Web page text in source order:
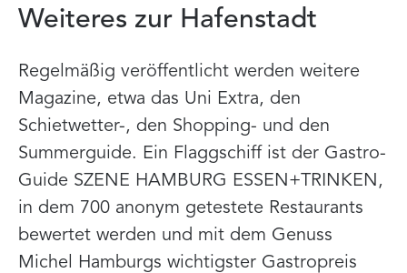
Weiteres zur Hafenstadt
Regelmäßig veröffentlicht werden weitere
Magazine, etwa das Uni Extra, den
Schietwetter-, den Shopping- und den
Summerguide. Ein Flaggschiff ist der Gastro-
Guide SZENE HAMBURG ESSEN+TRINKEN,
in dem 700 anonym getestete Restaurants
bewertet werden und mit dem Genuss
Michel Hamburgs wichtigster Gastropreis